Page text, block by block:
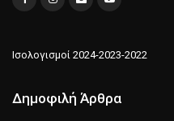
Ισολογισμοί 2024-2023-2022
Δημοφιλή Άρθρα